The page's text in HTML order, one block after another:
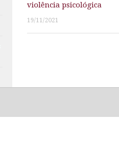
violência psicológica
19/11/2021